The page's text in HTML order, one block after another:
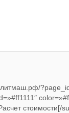
стоимости[/